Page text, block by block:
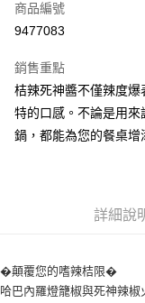
超商取貨付款
Apple Pay
街口支付
AFTEE先享後付
AFTEE先享後付是「在
便利好安心！
ATM付款
商品編號
9477083
銷售重點
桔辣死神醬不僅辣度
特的口感。不論是用
鍋，都能為您的餐桌增
詳細說
�顛覆您的嗜辣桔限�
哈巴內羅燈籠椒與死神辣